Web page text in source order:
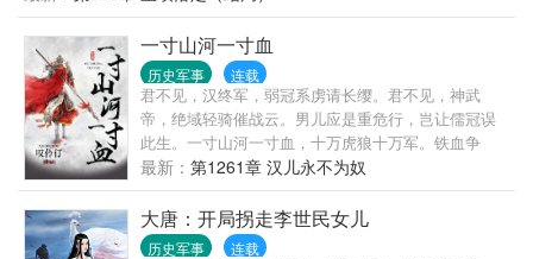
一寸山河一寸血
历史军事 连载
君不见，汉终军，弱冠系虏请长缨。君不见，神武
帝，绝域轻骑催战云。男儿应是重危行，岂让儒冠误
此生。一寸山河一寸血，十万虎狼十万军。铁血争
霸，血战群雄，汉儿永不为奴！这是一个铁血真男人
的故事。
最新： 第1261章 汉儿永不为奴
大唐：开局拐走李世民女儿
历史军事 连载